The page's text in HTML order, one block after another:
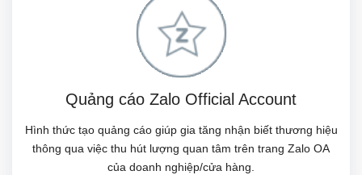
Quảng cáo Zalo Official Account
Hình thức tạo quảng cáo giúp gia tăng nhận biết thương hiệu
thông qua việc thu hút lượng quan tâm trên trang Zalo OA
của doanh nghiệp/cửa hàng.